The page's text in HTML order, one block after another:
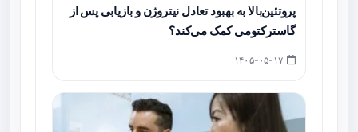
پروتئین‌بالا به بهبود تعادل نیتروژن و بازیابی پس از
گاسترکتومی کمک می‌کند؟